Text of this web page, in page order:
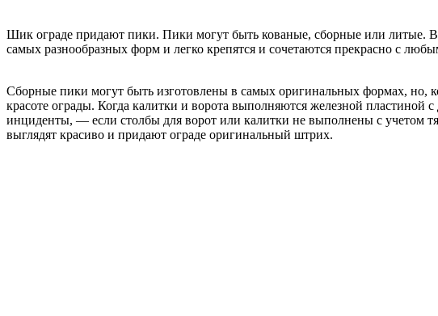
Шик ограде придают пики. Пики могут быть кованые, сборные или литые.
самых разнообразных форм и легко крепятся и сочетаются прекрасно с
Сборные пики могут быть изготовлены в самых оригинальных формах, но,
красоте ограды. Когда калитки и ворота выполняются железной
инциденты, — если столбы для ворот или калитки не выполнены с учетом
выглядят красиво и придают ограде оригинальный штрих.